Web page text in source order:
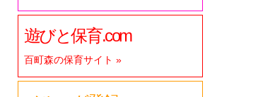
遊びと保育.com
百町森の保育サイト »